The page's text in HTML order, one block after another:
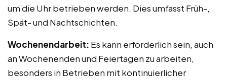
um die Uhr betrieben werden. Dies umfasst Früh-,
Spät- und Nachtschichten.
Wochenendarbeit: Es kann erforderlich sein, auch
an Wochenenden und Feiertagen zu arbeiten,
besonders in Betrieben mit kontinuierlicher